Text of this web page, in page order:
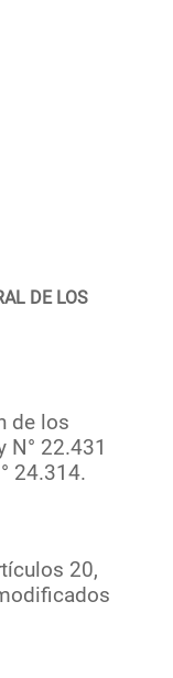
DE LOS
de los
N° 22.431
24.314.
20,